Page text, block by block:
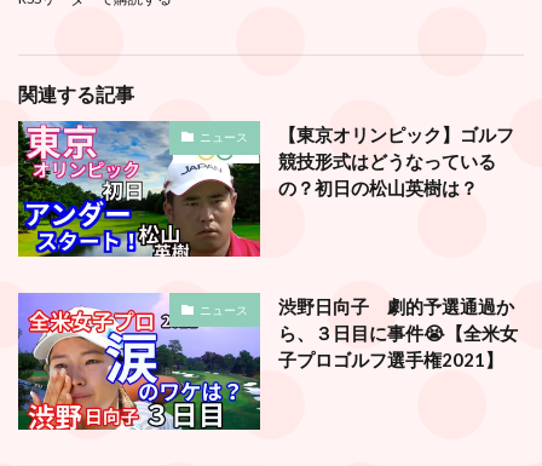
関連する記事
ニュース
【東京オリンピック】ゴルフ
競技形式はどうなっている
の？初日の松山英樹は？
ニュース
渋野日向子 劇的予選通過か
ら、３日目に事件😭【全米女
子プロゴルフ選手権2021】